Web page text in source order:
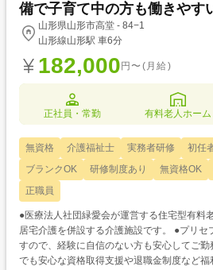
備で子育て中の方も働きやす
山形県山形市高堂 - 84−1
山形線山形駅 車6分
182,000 円〜(月給)
正社員・常勤 有料老人ホーム
無資格 介護福祉士 実務者研修 初任
ブランクOK
研修制度あり 無資格OK
正職員
●医療法人社団緑愛会が運営する住宅型有料
居宅介護を併設する介護施設です。 ●プリセ
すので、経験に自信のない方も安心してご
でも安心な資格取得支援や退職金制度など